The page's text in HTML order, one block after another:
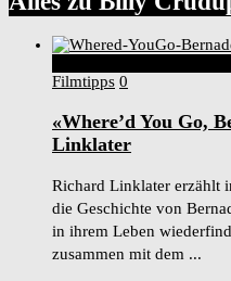
Filmtipps 0
«Where’d You Go,
Linklater
Richard Linklater erzählt
die Geschichte von
in ihrem Leben
zusammen mit dem ...